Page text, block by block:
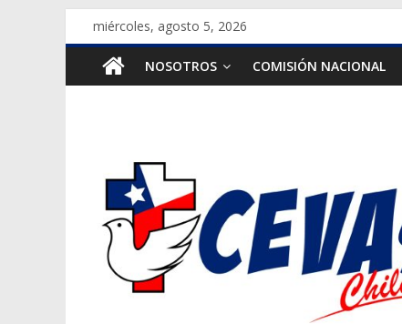
Saltar
al
contenido
miércoles, agosto 5, 2026
CEVAS
de
Vacaciones
Solidarios
NOSOTROS COMISIÓN NACIONAL